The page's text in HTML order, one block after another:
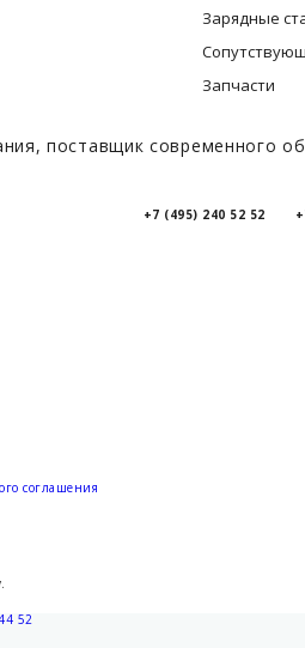
+7 (495) 240 52 52
Зарядные
Запчасти
поставщик современного
соглашения
52